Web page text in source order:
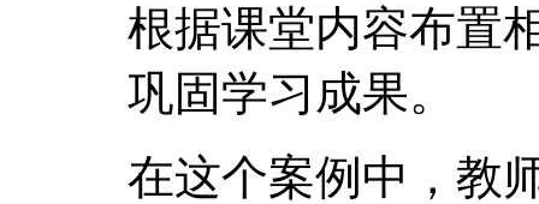
根据课堂内容布置
巩固学习成果。
在这个案例中，教